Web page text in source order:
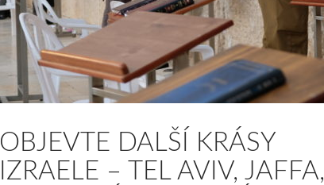
OBJEVTE DALŠÍ KRÁSY
IZRAELE – TEL AVIV, JAFFA,